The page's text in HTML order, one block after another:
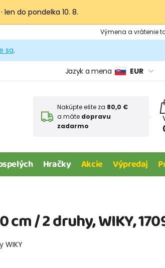
· len do pondelka 10. 8.
Výmena a vrátenie
sa.
Jazyk a mena EUR
Nakúpte ešte za 80,0 €
a máte dopravu
zadarmo
Hračky Akcie Výpredaj
/ 2 druhy, WIKY,
WIKY